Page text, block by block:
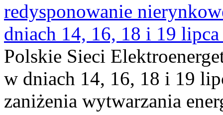
redysponowanie
dniach 14, 16, 18 i 19
Polskie Sieci
w dniach 14, 16, 18 i 19
zaniżenia wytwarzania